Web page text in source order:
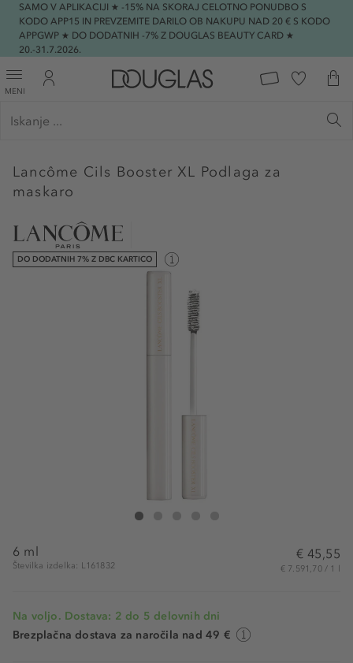
SAMO V APLIKACIJI ★ -15% NA SKORAJ CELOTNO PONUDBO S
KODO APP15 IN PREVZEMITE DARILO OB NAKUPU NAD 20 € S KODO
APPGWP ★ DO DODATNIH -7% Z DOUGLAS BEAUTY CARD ★
20.-31.7.2026.
MENI
Lancôme Cils Booster XL Podlaga za
maskaro
DO DODATNIH 7% Z DBC KARTICO
Lancôme Cils Booster XL
6 ml
Številka izdelka: L161832
€ 45,55
€ 7.591,70 / 1 l
Na voljo. Dostava: 2 do 5 delovnih dni
Brezplačna dostava za naročila nad 49 €